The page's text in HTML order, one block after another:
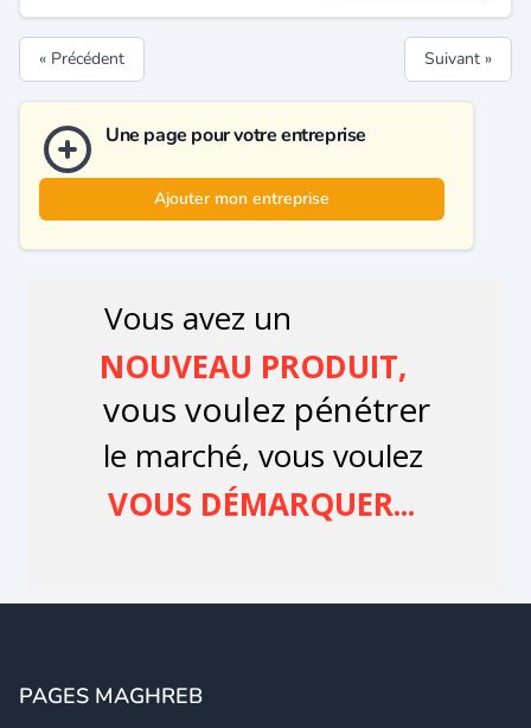
« Précédent Suivant »
Une page pour votre entreprise
Ajouter mon entreprise
PAGES MAGHREB